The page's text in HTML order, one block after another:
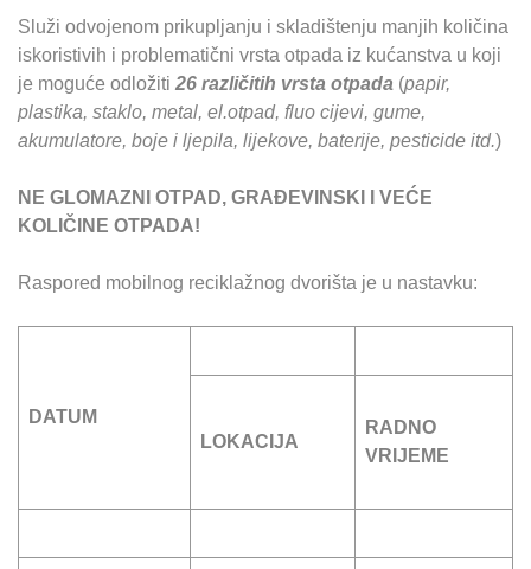
Služi odvojenom prikupljanju i skladištenju manjih količina
iskoristivih i problematični vrsta otpada iz kućanstva u koji
je moguće odložiti 26 različitih vrsta otpada (papir,
plastika, staklo, metal, el.otpad, fluo cijevi, gume,
akumulatore, boje i ljepila, lijekove, baterije, pesticide itd.)
NE GLOMAZNI OTPAD, GRAĐEVINSKI I VEĆE
KOLIČINE OTPADA!
Raspored mobilnog reciklažnog dvorišta je u nastavku:
DATUM
LOKACIJA
RADNO
VRIJEME